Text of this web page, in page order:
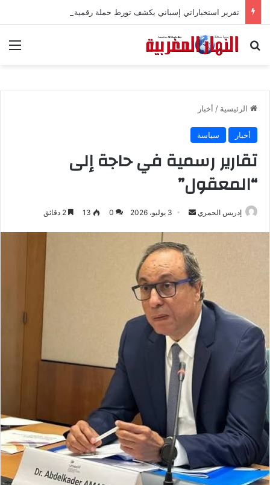
بحث عن
الرئيسية / أخبار
أخبار سياسة
تقارير رسمية في حاجة إلى
“المعقول”
إدريس الحمري
ل
ب
ر
د
ل
ك
و
ن
ا
3 يوليو، 2026 0
13